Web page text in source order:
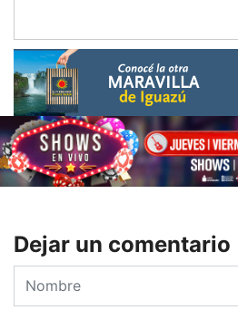
Dejar un comentario